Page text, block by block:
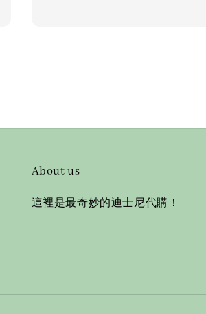
About us
這裡是最奇妙的迪士尼代購！